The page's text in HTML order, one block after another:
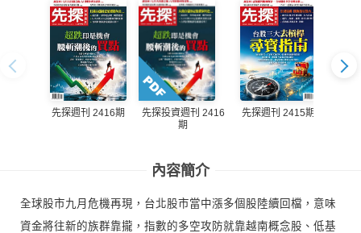
先探週刊 2416期
先探投資週刊 2416
期
先探週刊 2415期
內容簡介
全球股市九月危機再現，台北股市當中漲多個股陸續回檔，意味
資金將往新的族群靠攏，指數的多空攻防就靠越南概念股、低基